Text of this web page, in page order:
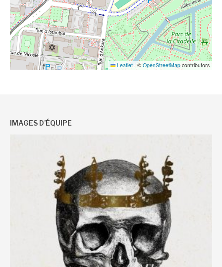
Leaflet | © OpenStreetMapcontributors
IMAGES D’ÉQUIPE